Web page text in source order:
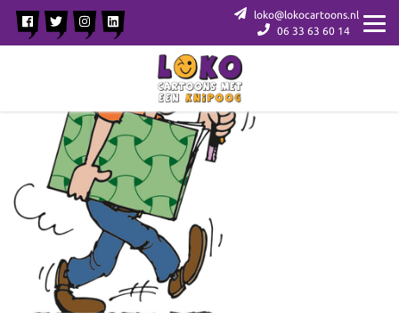
loko@lokocartoons.nl
06 33 63 60 14